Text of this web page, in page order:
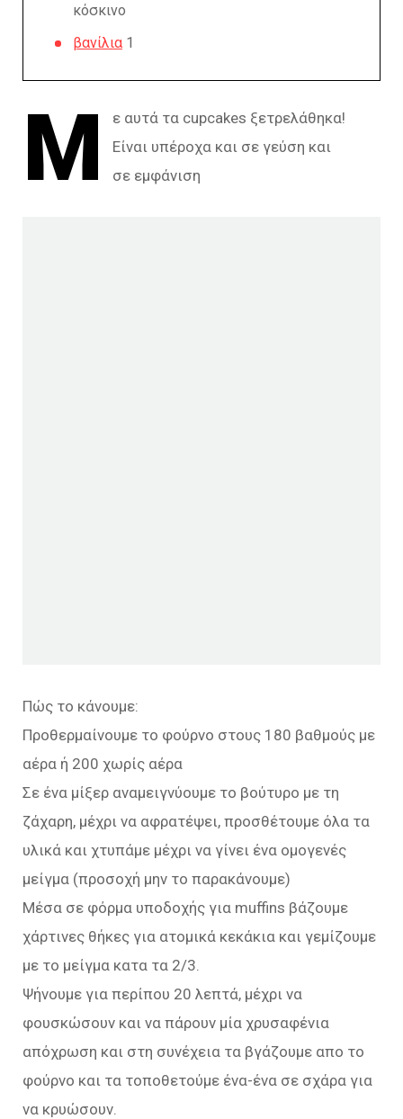
κόσκινο
βανίλια 1
Μ
ε αυτά τα cupcakes ξετρελάθηκα!
Είναι υπέροχα και σε γεύση και
σε εμφάνιση
Πώς το κάνουμε:
Προθερμαίνουμε το φούρνο στους 180 βαθμούς με
αέρα ή 200 χωρίς αέρα
Σε ένα μίξερ αναμειγνύουμε το βούτυρο με τη
ζάχαρη, μέχρι να αφρατέψει, προσθέτουμε όλα τα
υλικά και χτυπάμε μέχρι να γίνει ένα ομογενές
μείγμα (προσοχή μην το παρακάνουμε)
Μέσα σε φόρμα υποδοχής για muffins βάζουμε
χάρτινες θήκες για ατομικά κεκάκια και γεμίζουμε
με το μείγμα κατα τα 2/3.
Ψήνουμε για περίπου 20 λεπτά, μέχρι να
φουσκώσουν και να πάρουν μία χρυσαφένια
απόχρωση και στη συνέχεια τα βγάζουμε απο το
φούρνο και τα τοποθετούμε ένα-ένα σε σχάρα για
να κρυώσουν.